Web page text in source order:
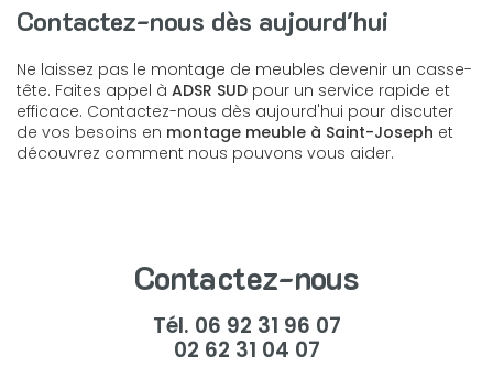
Contactez-nous dès aujourd'hui
Ne laissez pas le montage de meubles devenir un casse-
tête. Faites appel à ADSR SUD pour un service rapide et
efficace. Contactez-nous dès aujourd'hui pour discuter
de vos besoins en montage meuble à Saint-Joseph et
découvrez comment nous pouvons vous aider.
Contactez-nous
Tél. 06 92 31 96 07
02 62 31 04 07